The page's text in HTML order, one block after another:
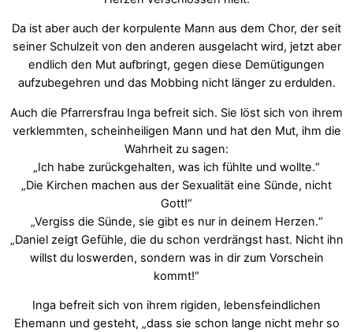
Da ist aber auch der korpulente Mann aus dem Chor, der seit
seiner Schulzeit von den anderen ausgelacht wird, jetzt aber
endlich den Mut aufbringt, gegen diese Demütigungen
aufzubegehren und das Mobbing nicht länger zu erdulden.
Auch die Pfarrersfrau Inga befreit sich. Sie löst sich von ihrem
verklemmten, scheinheiligen Mann und hat den Mut, ihm die
Wahrheit zu sagen:
„Ich habe zurückgehalten, was ich fühlte und wollte.“
„Die Kirchen machen aus der Sexualität eine Sünde, nicht
Gott!“
„Vergiss die Sünde, sie gibt es nur in deinem Herzen.“
„Daniel zeigt Gefühle, die du schon verdrängst hast. Nicht ihn
willst du loswerden, sondern was in dir zum Vorschein
kommt!“
Inga befreit sich von ihrem rigiden, lebensfeindlichen
Ehemann und gesteht, „dass sie schon lange nicht mehr so